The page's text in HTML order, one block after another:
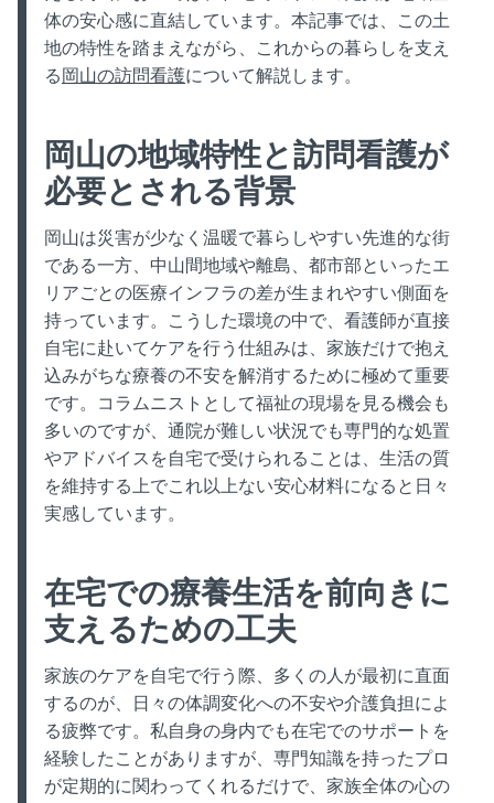
体の安心感に直結しています。本記事では、この土
地の特性を踏まえながら、これからの暮らしを支え
る岡山の訪問看護について解説します。
岡山の地域特性と訪問看護が
必要とされる背景
岡山は災害が少なく温暖で暮らしやすい先進的な街
である一方、中山間地域や離島、都市部といったエ
リアごとの医療インフラの差が生まれやすい側面を
持っています。こうした環境の中で、看護師が直接
自宅に赴いてケアを行う仕組みは、家族だけで抱え
込みがちな療養の不安を解消するために極めて重要
です。コラムニストとして福祉の現場を見る機会も
多いのですが、通院が難しい状況でも専門的な処置
やアドバイスを自宅で受けられることは、生活の質
を維持する上でこれ以上ない安心材料になると日々
実感しています。
在宅での療養生活を前向きに
支えるための工夫
家族のケアを自宅で行う際、多くの人が最初に直面
するのが、日々の体調変化への不安や介護負担によ
る疲弊です。私自身の身内でも在宅でのサポートを
経験したことがありますが、専門知識を持ったプロ
が定期的に関わってくれるだけで、家族全体の心の